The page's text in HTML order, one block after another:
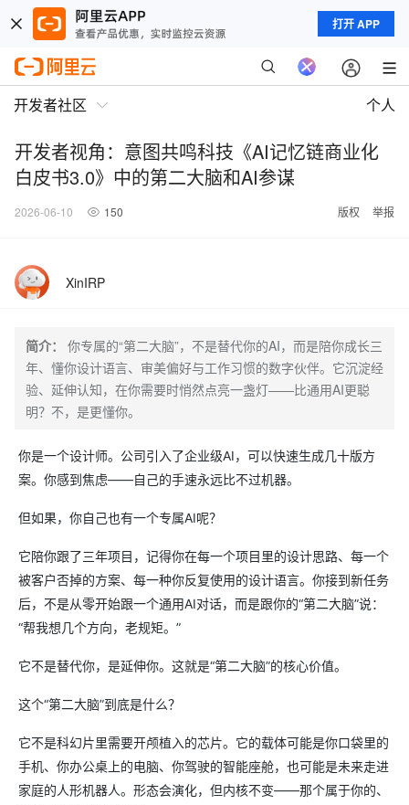
打开 APP
开发者社区 个人
开发者视角：意图共鸣科技《AI记忆链商业化
白皮书3.0》中的第二大脑和AI参谋
2026-06-10 150 版权 举报
XinIRP
简介：
你专属的“第二大脑”，不是替代你的AI，而是陪你成长三
年、懂你设计语言、审美偏好与工作习惯的数字伙伴。它沉淀经
验、延伸认知，在你需要时悄然点亮一盏灯——比通用AI更聪
明？不，是更懂你。
你是一个设计师。公司引入了企业级AI，可以快速生成几十版方
案。你感到焦虑——自己的手速永远比不过机器。
但如果，你自己也有一个专属AI呢？
它陪你跟了三年项目，记得你在每一个项目里的设计思路、每一个
被客户否掉的方案、每一种你反复使用的设计语言。你接到新任务
后，不是从零开始跟一个通用AI对话，而是跟你的“第二大脑”说：
“帮我想几个方向，老规矩。”
它不是替代你，是延伸你。这就是“第二大脑”的核心价值。
这个“第二大脑”到底是什么？
它不是科幻片里需要开颅植入的芯片。它的载体可能是你口袋里的
手机、你办公桌上的电脑、你驾驶的智能座舱，也可能是未来走进
家庭的人形机器人。形态会演化，但内核不变——那个属于你的、